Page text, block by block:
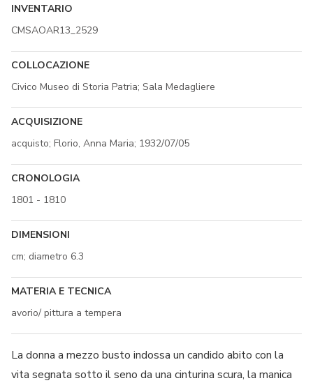
INVENTARIO
CMSAOAR13_2529
COLLOCAZIONE
Civico Museo di Storia Patria; Sala Medagliere
ACQUISIZIONE
acquisto; Florio, Anna Maria; 1932/07/05
CRONOLOGIA
1801 - 1810
DIMENSIONI
cm; diametro 6.3
MATERIA E TECNICA
avorio/ pittura a tempera
La donna a mezzo busto indossa un candido abito con la
vita segnata sotto il seno da una cinturina scura, la manica